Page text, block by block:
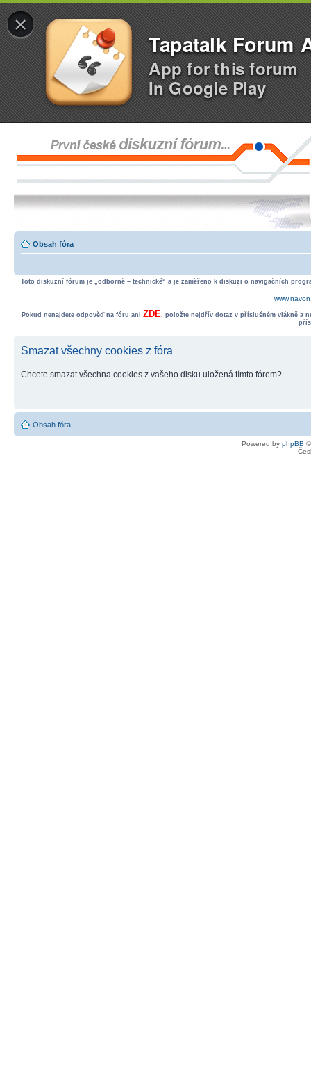
×
Tapatalk Forum
App for this forum
In Google Play
Obsah fóra
Toto diskuzní fórum je „odborně – technické“ a je zaměřeno k diskuzi o navigačních
Pokud nenajdete odpověď na fóru ani ZDE, položte nejdřív dotaz v příslušném vlákně a
Smazat všechny cookies z fóra
Chcete smazat všechna cookies z vašeho disku uložená tímto fórem?
Obsah fóra
Powered by phpBB